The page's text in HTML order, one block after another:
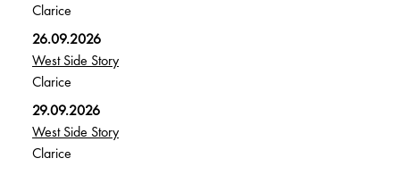
Clarice
26.09.2026
West Side Story
Clarice
29.09.2026
West Side Story
Clarice